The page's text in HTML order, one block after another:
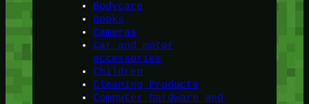
Bodycare
Books
Cameras
Car and motor
accessories
Children
Cleaning Products
Computer hardware and